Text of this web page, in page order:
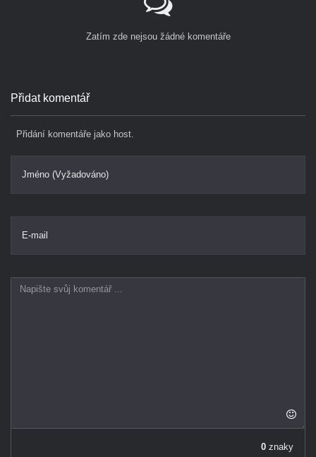
Zatím zde nejsou žádné komentáře
Přidat komentář
Přidání komentáře jako host.
Jméno (Vyžadováno)
E-mail
0 znaky